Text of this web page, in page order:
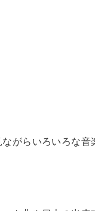
がらいろいろな音